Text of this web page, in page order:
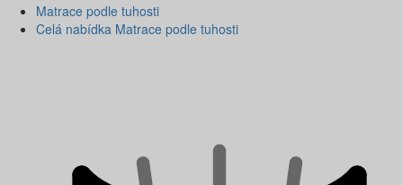
Matrace podle tuhosti
Celá nabídka Matrace podle tuhosti